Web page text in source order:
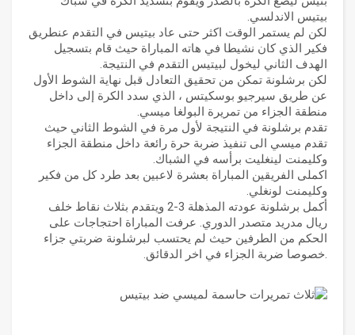
بيتيس الاندلسي.
لكن لم يستمر الوقت اكثر حتى عاد بيتيس في التقدم عنطريق
فكير الذي كان نشيطا في هاته المباراة حيث قام بتسجيل
الهدف الثاني ليخول لبيتيس التقدم في النتيجة.
لكن برشلونة تمكن من تحقيق التعادل قبل نهاية الشوط الأول
عن طريق سيرجيو بوسكيتس ، الذي سدد الكرة إلى داخل
منطقة الجزاء من تمريرة البولغا ميسي.
تقدم برشلونة في النتيجة لأول مرة في الشوط الثاني حيث
تقدم ميسي الى تنفيذ ضربة حرة رائعة داخل منطقة الجزاء
وكليمنت لينغليت برأسه في الشباك.
اكملى الفريقين المباراة بعشرة لاعبين بعد طرد كل من فكير
وكليمنت لونغلي.
أكمل برشلونة عودته المذهلة 3-2 ويتقدم بثلاث نقاط خلف
ريال مدريد متصدر الدوري. عرفت المباراة احتجاجات على
الحكم من الطرفين حيث لم يحتسب لبرشلونة ضربتي جزاء
.خصوصا ضربة الجزاء في اخر الدقائق.